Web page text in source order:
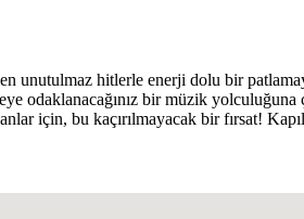
unutulmaz hitlerle enerji dolu bir
odaklanacağınız bir müzik yolculuğuna
için, bu kaçırılmayacak bir fırsat!